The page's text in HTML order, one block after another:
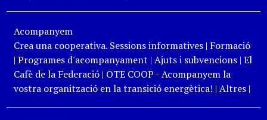
Acompanyem
Crea una cooperativa. Sessions informatives| Formació
| Programes d'acompanyament | Ajuts i subvencions| El
Cafè de la Federació| OTE COOP - Acompanyem la
vostra organització en la transició energètica! | Altres|